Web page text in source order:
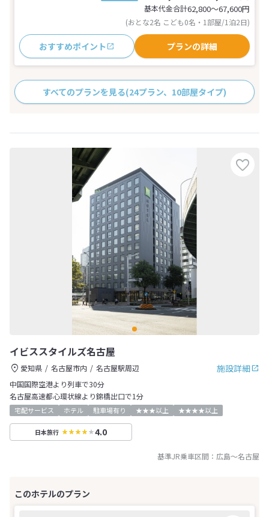
基本代金合計62,800〜67,600円
(おとな2名 こども0名・1部屋/1泊2日)
おすすめポイント プランの詳細
すべてのプランを見る(24プラン、10部屋タイプ)
イビススタイルズ名古屋
施設詳細
愛知県 名古屋市内
名古屋駅周辺
中国国際空港より列車で30分
名古屋高速都心環状線より錦橋出口で1分
宅配サービス ホテル 駐車場有り ★★★以上 ★★★★以上
日本旅行 4.0
基準JR乗車区間： 広島～名古屋